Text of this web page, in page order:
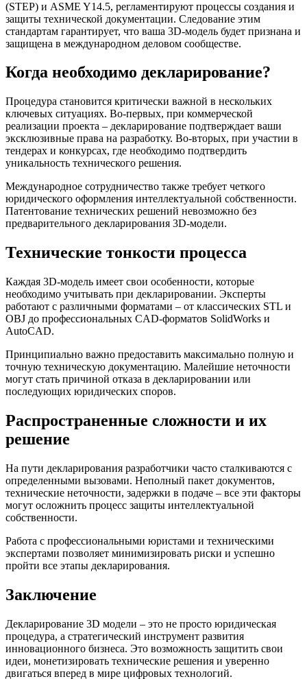
(STEP) и ASME Y14.5, регламентируют процессы создания и
защиты технической документации. Следование этим
стандартам гарантирует, что ваша 3D-модель будет признана и
защищена в международном деловом сообществе.
Когда необходимо декларирование?
Процедура становится критически важной в нескольких
ключевых ситуациях. Во-первых, при коммерческой
реализации проекта – декларирование подтверждает ваши
эксклюзивные права на разработку. Во-вторых, при участии в
тендерах и конкурсах, где необходимо подтвердить
уникальность технического решения.
Международное сотрудничество также требует четкого
юридического оформления интеллектуальной собственности.
Патентование технических решений невозможно без
предварительного декларирования 3D-модели.
Технические тонкости процесса
Каждая 3D-модель имеет свои особенности, которые
необходимо учитывать при декларировании. Эксперты
работают с различными форматами – от классических STL и
OBJ до профессиональных CAD-форматов SolidWorks и
AutoCAD.
Принципиально важно предоставить максимально полную и
точную техническую документацию. Малейшие неточности
могут стать причиной отказа в декларировании или
последующих юридических споров.
Распространенные сложности и их
решение
На пути декларирования разработчики часто сталкиваются с
определенными вызовами. Неполный пакет документов,
технические неточности, задержки в подаче – все эти факторы
могут осложнить процесс защиты интеллектуальной
собственности.
Работа с профессиональными юристами и техническими
экспертами позволяет минимизировать риски и успешно
пройти все этапы декларирования.
Заключение
Декларирование 3D модели – это не просто юридическая
процедура, а стратегический инструмент развития
инновационного бизнеса. Это возможность защитить свои
идеи, монетизировать технические решения и уверенно
двигаться вперед в мире цифровых технологий.